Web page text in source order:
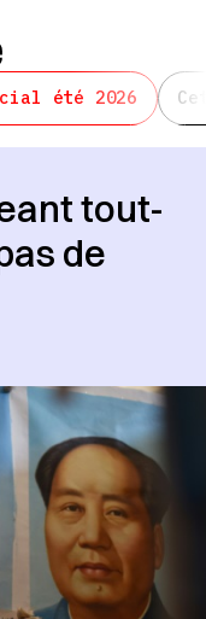
été 2026
tout-
de